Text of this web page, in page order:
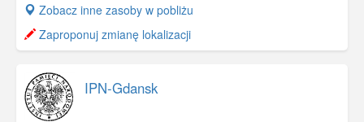
+
−
Zobacz inne zasoby w pobliżu
Zaproponuj zmianę lokalizacji
IPN-Gdansk